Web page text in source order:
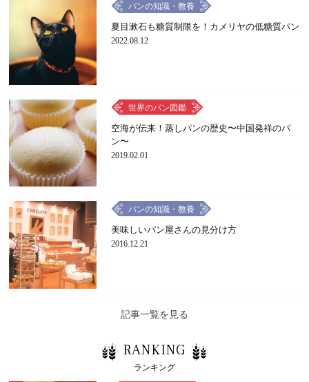
パンの知識・教養
夏目漱石も糖質制限を！カメリヤの低糖質パン
2022.08.12
世界のパン図鑑
空海が伝来！蒸しパンの歴史〜中国発祥のパ
ン〜
2019.02.01
パンの知識・教養
美味しいパン屋さんの見分け方
2016.12.21
記事一覧を見る
RANKING
ランキング